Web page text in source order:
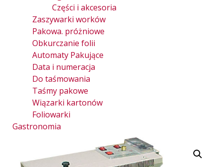
Części i akcesoria
Zaszywarki worków
Pakowa. próżniowe
Obkurczanie folii
Automaty Pakujące
Data i numeracja
Do taśmowania
Taśmy pakowe
Wiązarki kartonów
Foliowarki
Gastronomia